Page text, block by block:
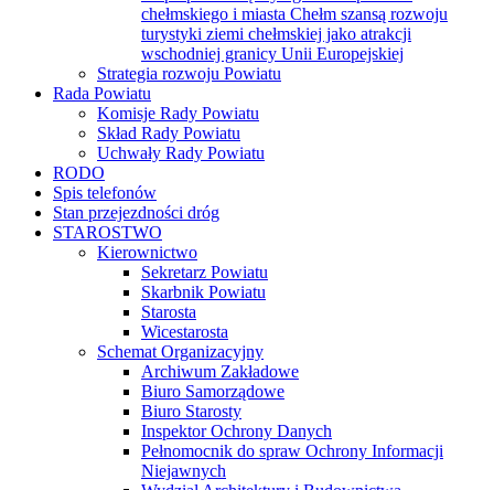
chełmskiego i miasta Chełm szansą rozwoju
turystyki ziemi chełmskiej jako atrakcji
wschodniej granicy Unii Europejskiej
Strategia rozwoju Powiatu
Rada Powiatu
Komisje Rady Powiatu
Skład Rady Powiatu
Uchwały Rady Powiatu
RODO
Spis telefonów
Stan przejezdności dróg
STAROSTWO
Kierownictwo
Sekretarz Powiatu
Skarbnik Powiatu
Starosta
Wicestarosta
Schemat Organizacyjny
Archiwum Zakładowe
Biuro Samorządowe
Biuro Starosty
Inspektor Ochrony Danych
Pełnomocnik do spraw Ochrony Informacji
Niejawnych